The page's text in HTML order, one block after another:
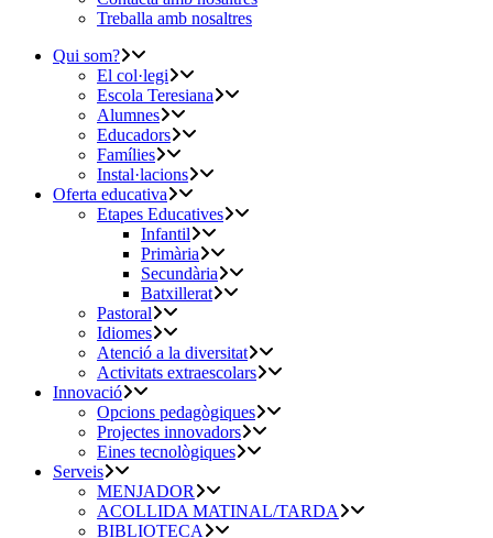
Treballa amb nosaltres
Qui som?
El col·legi
Escola Teresiana
Alumnes
Educadors
Famílies
Instal·lacions
Oferta educativa
Etapes Educatives
Infantil
Primària
Secundària
Batxillerat
Pastoral
Idiomes
Atenció a la diversitat
Activitats extraescolars
Innovació
Opcions pedagògiques
Projectes innovadors
Eines tecnològiques
Serveis
MENJADOR
ACOLLIDA MATINAL/TARDA
BIBLIOTECA